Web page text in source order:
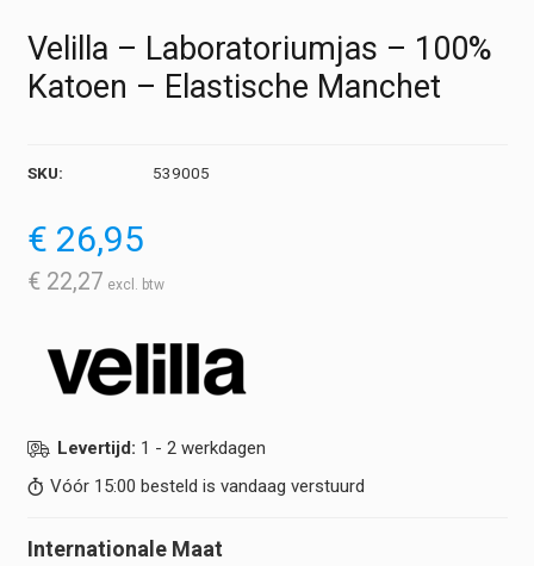
Velilla – Laboratoriumjas – 100%
Katoen – Elastische Manchet
SKU: 539005
€ 26,95
€ 22,27
Levertijd: 1 - 2 werkdagen
Vóór 15:00 besteld is vandaag verstuurd
Internationale Maat